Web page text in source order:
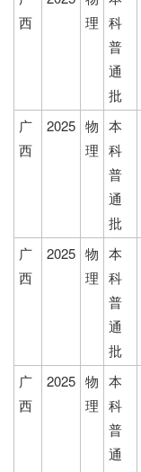
西
理 科
普
通
批
广
西
2025 物
理
本
科
普
通
批
广
西
2025 物
理
本
科
普
通
批
广
西
2025 物
理
本
科
普
通